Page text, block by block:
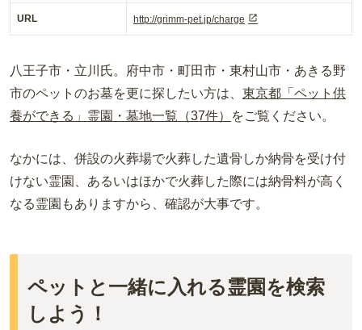
URL http://grimm-pet.jp/charge
八王子市・立川氏。府中市・町田市・東村山市・あきる野
市のペットのお墓を更に探したい方は、 東京都「ペット供
養ができる」霊園・墓地一覧（37件）
をご覧ください。
なかには、併設の火葬場で火葬した遺骨しか納骨を受け付
けない霊園、あるいはほかで火葬した際には納骨料が高く
なる霊園もありますから、確認が大事です。
ペットと一緒に入れる霊園を検索
しよう！